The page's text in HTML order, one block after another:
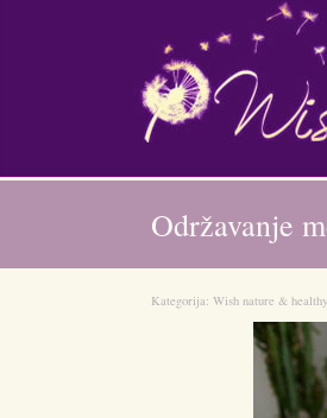
Održavanje
Kategorija: Wish nature & healthy